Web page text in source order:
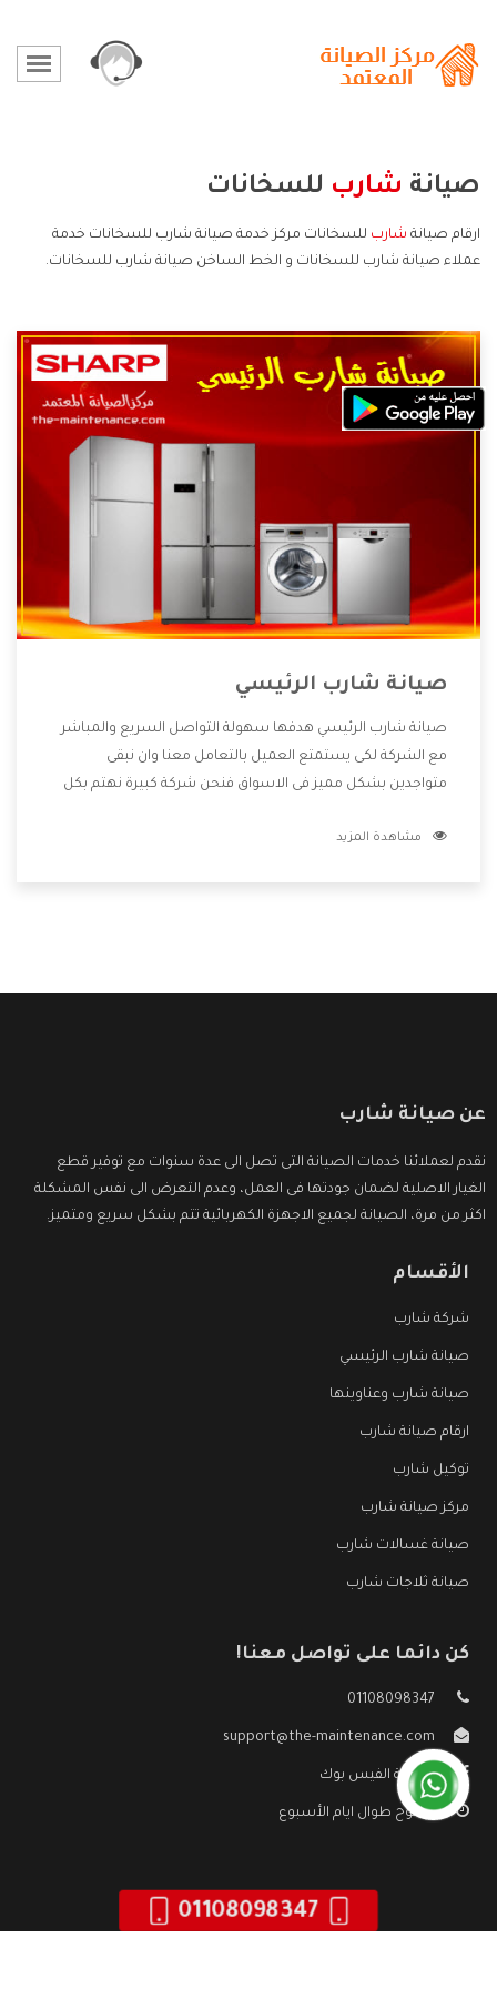
صيانة شارب للسخانات
ارقام صيانة شارب للسخانات مركز خدمة صيانة شارب للسخانات خدمة
عملاء صيانة شارب للسخانات و الخط الساخن صيانة شارب للسخانات.
صيانة شارب الرئيسي
صيانة شارب الرئيسي هدفها سهولة التواصل السريع والمباشر
مع الشركة لكى يستمتع العميل بالتعامل معنا وان نبقى
متواجدين بشكل مميز فى الاسواق فنحن شركة كبيرة نهتم بكل
الشركة بها والتى تكون منها خدمة الصيانة التى تكون من أهم
مشاهدة المزيد
عن صيانة شارب
نقدم لعملائنا خدمات الصيانة التى تصل الى عدة سنوات مع توفير قطع
الغيار الاصلية لضمان جودتها فى العمل، وعدم التعرض الى نفس المشكلة
اكثر من مرة، الصيانة لجميع الاجهزة الكهربائية تتم بشكل سريع ومتميز.
الأقسام
شركة شارب
صيانة شارب الرئيسي
صيانة شارب وعناوينها
ارقام صيانة شارب
توكيل شارب
مركز صيانة شارب
صيانة غسالات شارب
صيانة ثلاجات شارب
كن دائما على تواصل معنا!
01108098347
support@the-maintenance.com
صفحة الفيس بوك
مفتوح طوال ايام الأسبوع
01108098347